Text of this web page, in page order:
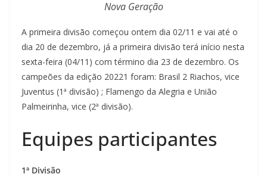
Nova Geração
A primeira divisão começou ontem dia 02/11 e vai até o
dia 20 de dezembro, já a primeira divisão terá início nesta
sexta-feira (04/11) com término dia 23 de dezembro. Os
campeões da edição 20221 foram: Brasil 2 Riachos, vice
Juventus (1ª divisão) ; Flamengo da Alegria e União
Palmeirinha, vice (2ª divisão).
Equipes participantes
1ª Divisão